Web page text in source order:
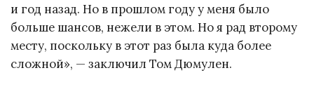
и год назад. Но в прошлом году у меня было
больше шансов, нежели в этом. Но я рад второму
месту, поскольку в этот раз была куда более
сложной», — заключил Том Дюмулен.